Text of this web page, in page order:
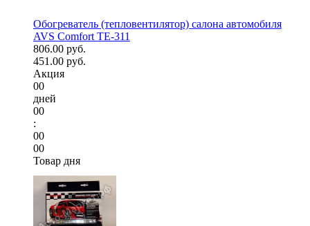
Обогреватель (тепловентилятор) салона автомобиля
AVS Comfort TE-311
806.00 руб.
451.00 руб.
Акция
00
дней
00
:
00
00
Товар дня